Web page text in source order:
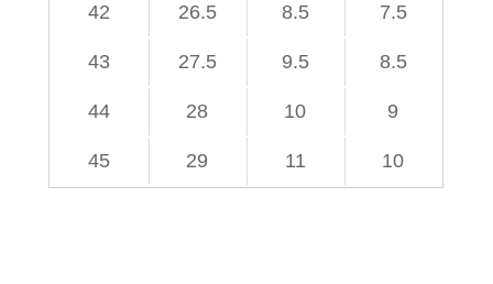
42 26.5 8.5 7.5
43 27.5 9.5 8.5
44 28 10 9
45 29 11 10